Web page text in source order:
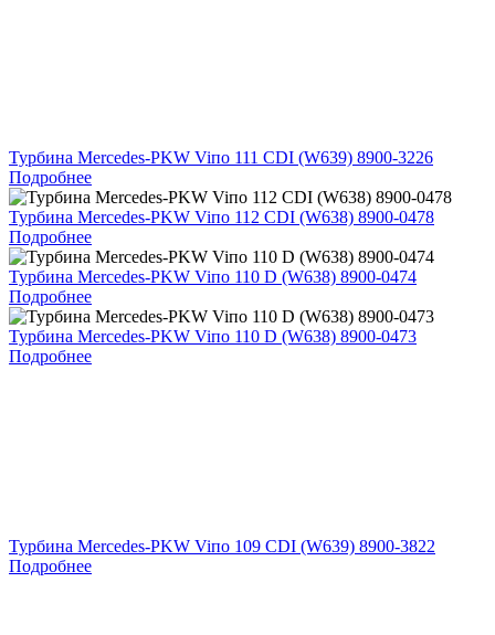
Турбина Mercedes-PKW Viпо 111 CDI (W639) 8900-3226
Подробнее
Турбина Mercedes-PKW Viпо 112 CDI (W638) 8900-0478
Подробнее
Турбина Mercedes-PKW Viпо 110 D (W638) 8900-0474
Подробнее
Турбина Mercedes-PKW Viпо 110 D (W638) 8900-0473
Подробнее
Турбина Mercedes-PKW Viпо 109 CDI (W639) 8900-3822
Подробнее